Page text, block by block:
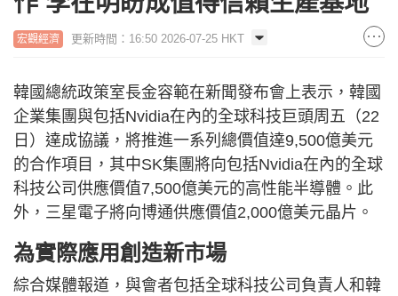
宏觀經濟 更新時間：16:50 2026-07-25 HKT
韓國總統政策室長金容範在新聞發布會上表示，韓國
企業集團與包括Nvidia在內的全球科技巨頭周五（22
日）達成協議，將推進一系列總價值達9,500億美元
的合作項目，其中SK集團將向包括Nvidia在內的全球
科技公司供應價值7,500億美元的高性能半導體。此
外，三星電子將向博通供應價值2,000億美元晶片。
為實際應用創造新市場
綜合媒體報道，與會者包括全球科技公司負責人和韓